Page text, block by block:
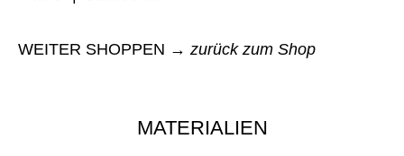
WEITER SHOPPEN → zurück zum Shop
MATERIALIEN